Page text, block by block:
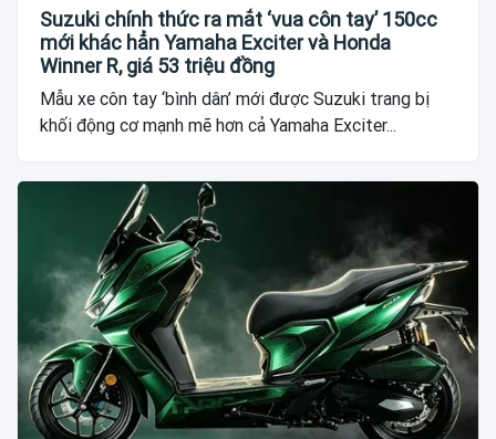
Suzuki chính thức ra mắt ‘vua côn tay’ 150cc
mới khác hẳn Yamaha Exciter và Honda
Winner R, giá 53 triệu đồng
Mẫu xe côn tay ‘bình dân’ mới được Suzuki trang bị
khối động cơ mạnh mẽ hơn cả Yamaha Exciter...